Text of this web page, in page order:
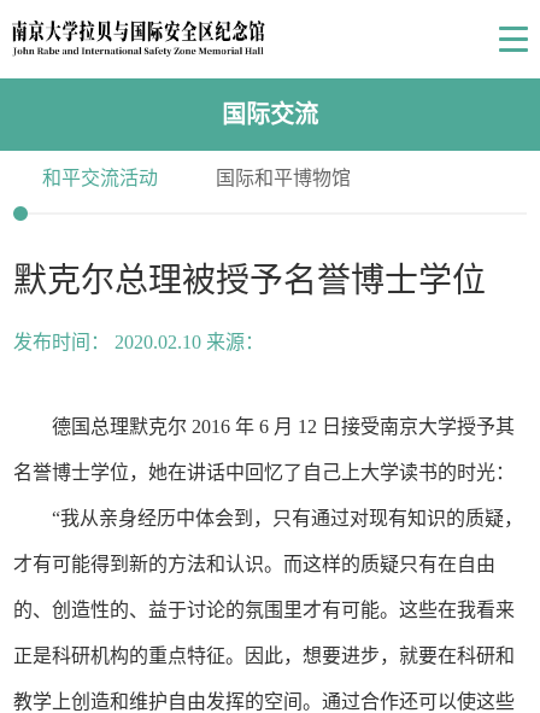
国际交流
和平交流活动 国际和平博物馆
默克尔总理被授予名誉博士学位
发布时间： 2020.02.10 来源：
德国总理默克尔 2016 年 6 月 12 日接受南京大学授予其
名誉博士学位，她在讲话中回忆了自己上大学读书的时光：
“我从亲身经历中体会到，只有通过对现有知识的质疑，
才有可能得到新的方法和认识。而这样的质疑只有在自由
的、创造性的、益于讨论的氛围里才有可能。这些在我看来
正是科研机构的重点特征。因此，想要进步，就要在科研和
教学上创造和维护自由发挥的空间。通过合作还可以使这些